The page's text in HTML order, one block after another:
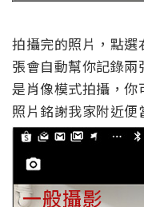
拍攝完的照片，點
張會自動幫你記錄
是肖像模式拍攝，你
照片銘謝我家附近